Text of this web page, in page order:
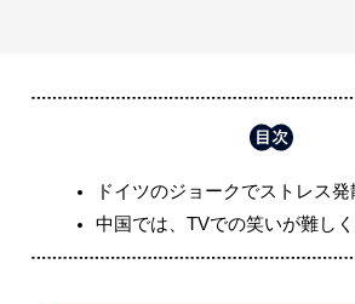
ドイツのジョークでストレス発
中国では、TVでの笑いが難し